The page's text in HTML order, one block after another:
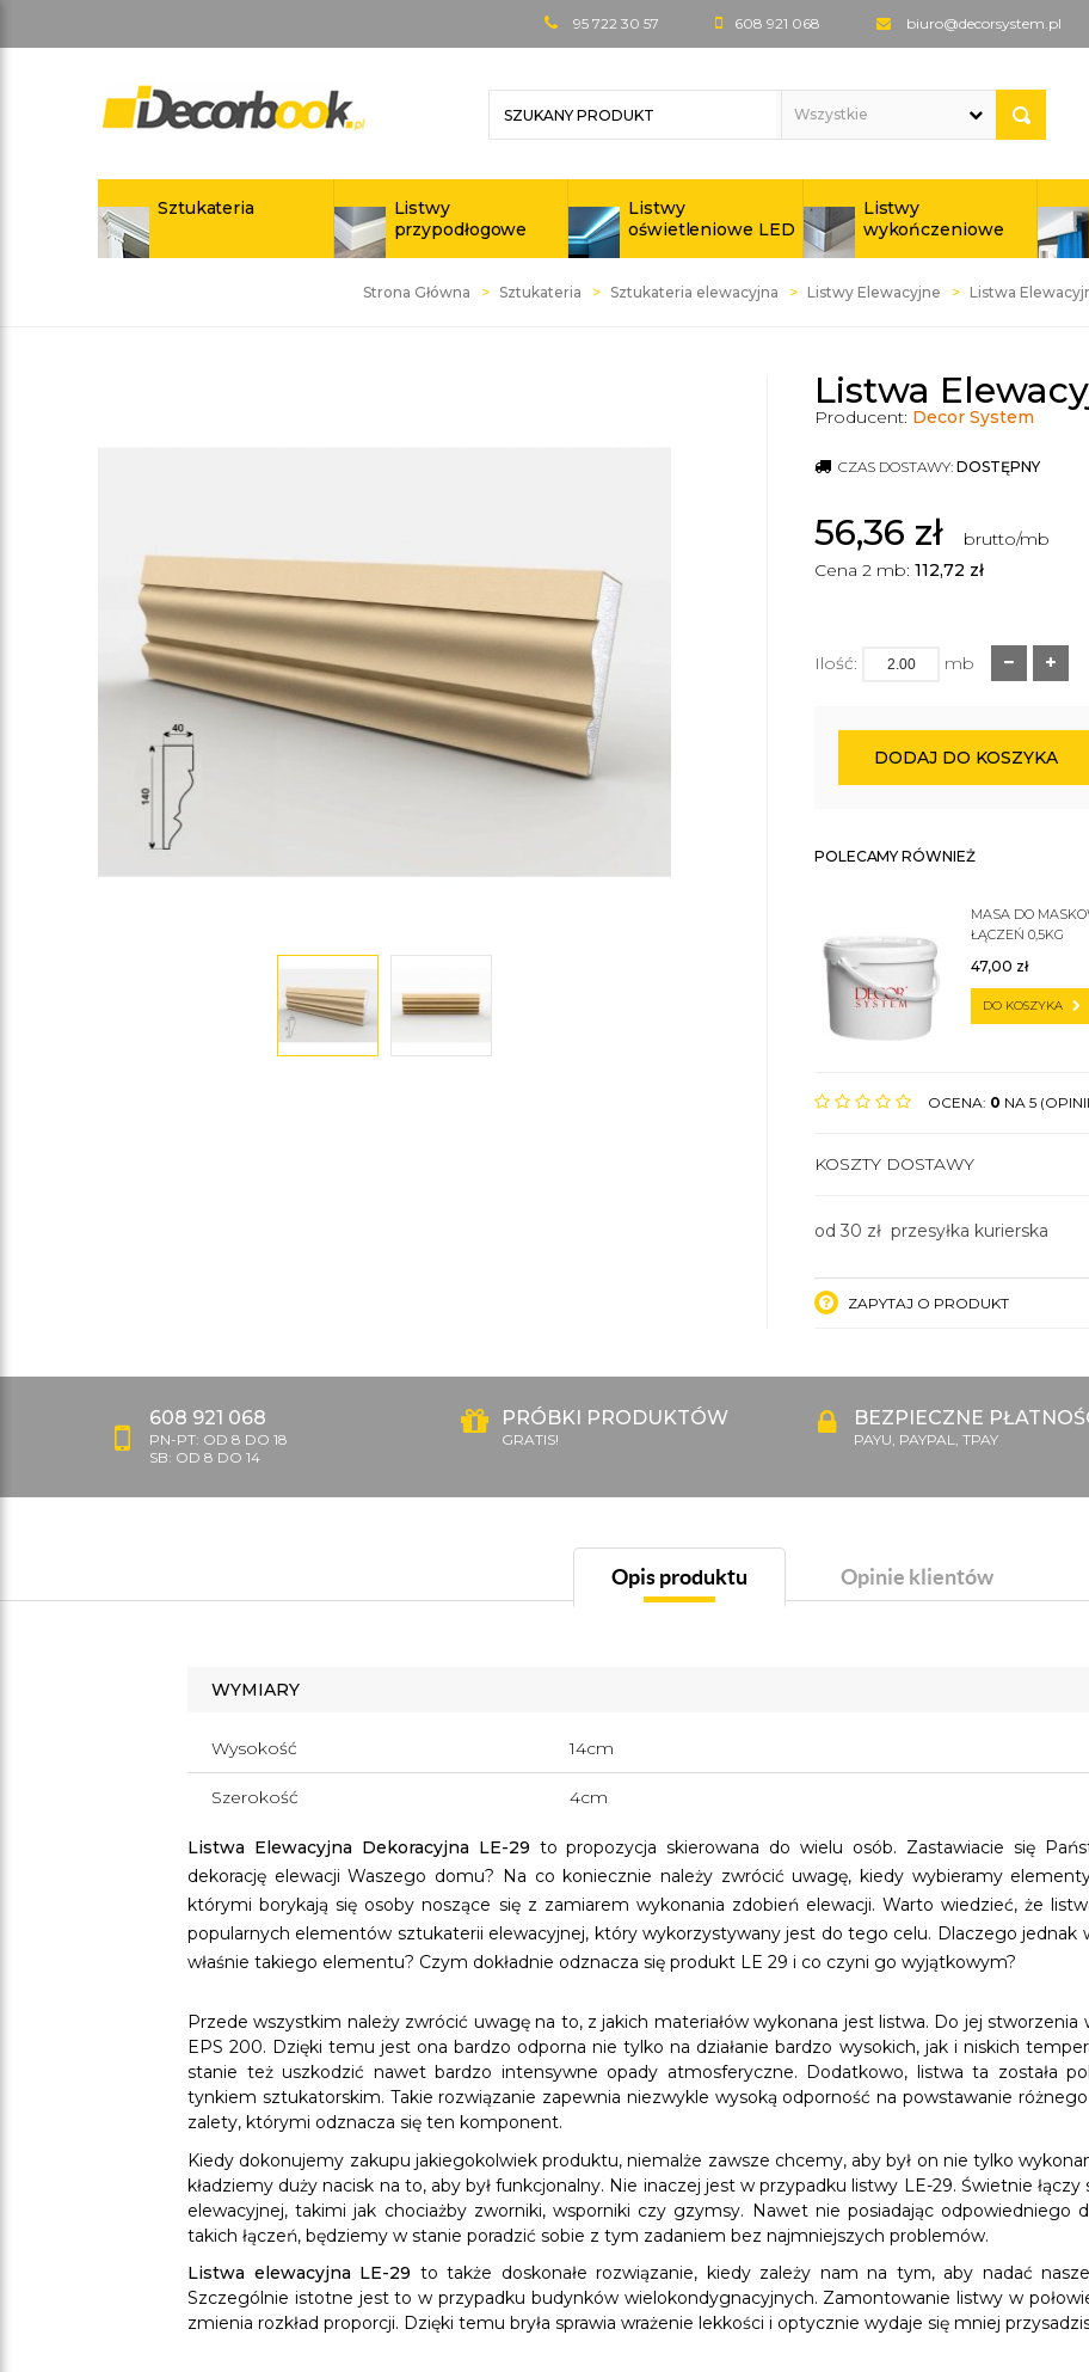
95 722 30 57 608 921 068 biuro@decorsystem.pl
Sztukateria
Listwy
przypodłogowe
Listwy
oświetleniowe LED
Listwy
wykończeniowe
Strona Główna Sztukateria Sztukateria elewacyjna Listwy Elewacyjne Listwa
Listwa
Producent: Decor System
CZAS DOSTAWY: DOSTĘPNY
56,36 zł
brutto/mb
Cena 2 mb: 112,72 zł
Ilość: mb
DODAJ DO KOSZYKA
POLECAMY RÓWNIEŻ
MASA DO
ŁĄCZEŃ 0,5KG
47,00 zł
DO KOSZYKA
OCENA: 0 NA 5
KOSZTY DOSTAWY
od 30 zł przesyłka kurierska
ZAPYTAJ O PRODUKT
608 921 068
PN-PT: OD 8 DO 18
SB: OD 8 DO 14
PRÓBKI PRODUKTÓW
GRATIS!
BEZPIECZNE
PAYU, PAYPAL, TPAY
Opis produktu Opinie klientów
WYMIARY
Wysokość 14cm
Szerokość 4cm
Listwa Elewacyjna Dekoracyjna LE-29 to propozycja skierowana do wielu osób. Zastawiacie się
dekorację elewacji Waszego domu? Na co koniecznie należy zwrócić uwagę, kiedy wybieramy
którymi borykają się osoby noszące się z zamiarem wykonania zdobień elewacji. Warto wiedzieć, że
popularnych elementów sztukaterii elewacyjnej, który wykorzystywany jest do tego celu. Dlaczego jednak
właśnie takiego elementu? Czym dokładnie odznacza się produkt LE 29 i co czyni go wyjątkowym?
Przede wszystkim należy zwrócić uwagę na to, z jakich materiałów wykonana jest listwa. Do jej
EPS 200. Dzięki temu jest ona bardzo odporna nie tylko na działanie bardzo wysokich, jak i niskich
stanie też uszkodzić nawet bardzo intensywne opady atmosferyczne. Dodatkowo, listwa ta została
tynkiem sztukatorskim. Takie rozwiązanie zapewnia niezwykle wysoką odporność na powstawanie
zalety, którymi odznacza się ten komponent.
Kiedy dokonujemy zakupu jakiegokolwiek produktu, niemalże zawsze chcemy, aby był on nie tylko
kładziemy duży nacisk na to, aby był funkcjonalny. Nie inaczej jest w przypadku listwy LE-29. Świetnie
elewacyjnej, takimi jak chociażby zworniki, wsporniki czy gzymsy. Nawet nie posiadając odpowiedniego
takich łączeń, będziemy w stanie poradzić sobie z tym zadaniem bez najmniejszych problemów.
Listwa elewacyjna LE-29 to także doskonałe rozwiązanie, kiedy zależy nam na tym, aby nadać
Szczególnie istotne jest to w przypadku budynków wielokondygnacyjnych. Zamontowanie listwy w
zmienia rozkład proporcji. Dzięki temu bryła sprawia wrażenie lekkości i optycznie wydaje się mniej